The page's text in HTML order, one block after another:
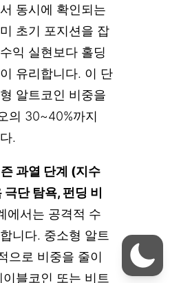
동시에 확인되는
초기 포지션을 잡
익 실현보다 홀딩
유리합니다. 이 단
알트코인 비중을
의 30~40%까지
.
과열 단계 (지수
단 탐욕, 펀딩 비
에서는 공격적 수
니다. 중소형 알트
으로 비중을 줄이
블코인 또는 비트